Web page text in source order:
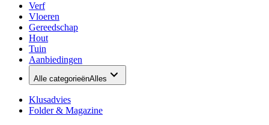
Verf
Vloeren
Gereedschap
Hout
Tuin
Aanbiedingen
Alle categorieënAlles
Klusadvies
Folder & Magazine